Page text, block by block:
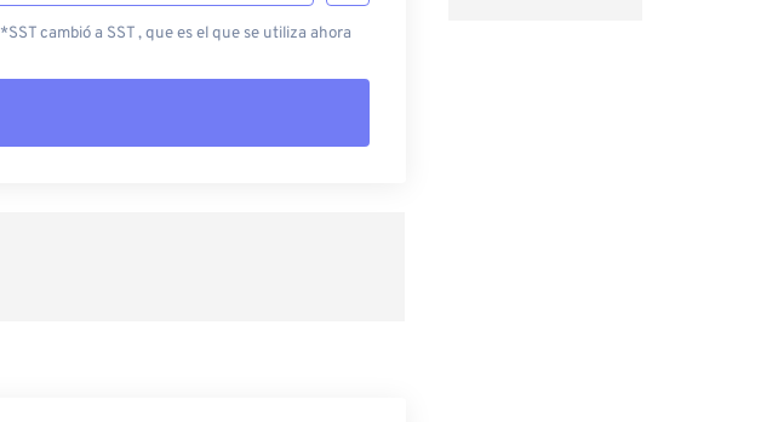
*SST cambió a SST , que es el que se utiliza ahora